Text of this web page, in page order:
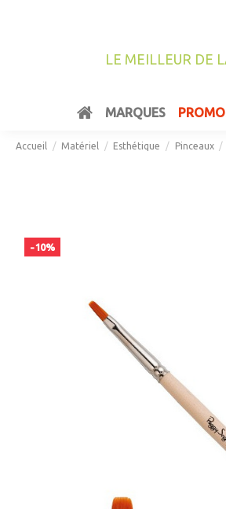
LE MEILLEUR DE
MARQUES
Accueil Matériel Esthétique Pinceaux
-10%